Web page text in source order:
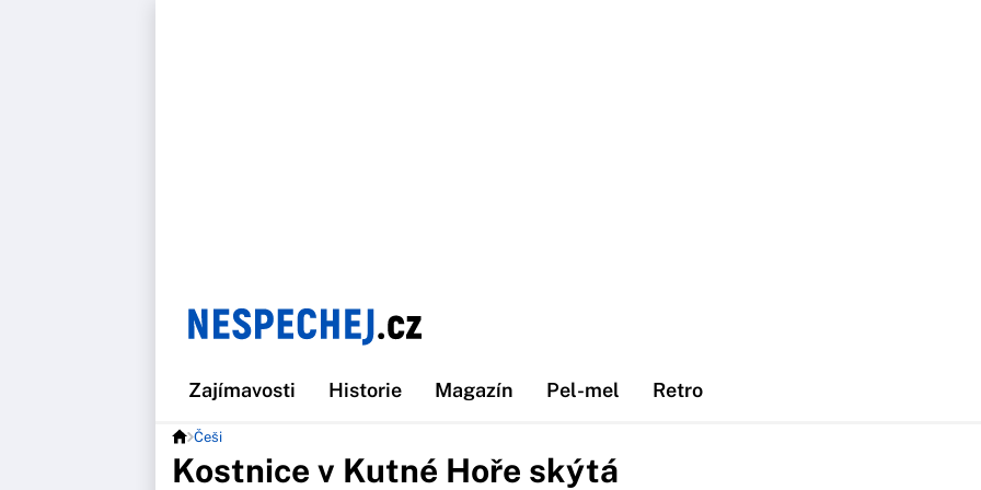
Zajímavosti Historie Magazín Pel-mel Retro
Češi
Kostnice v Kutné Hoře skýtá